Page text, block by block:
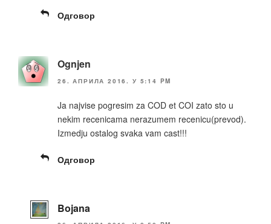
Одговор
Ognjen
26. АПРИЛА 2016. У 5:14 PM
Ja najvise pogresim za COD et COI zato sto u
nekim recenicama nerazumem recenicu(prevod).
Izmedju ostalog svaka vam cast!!!
Одговор
Bojana